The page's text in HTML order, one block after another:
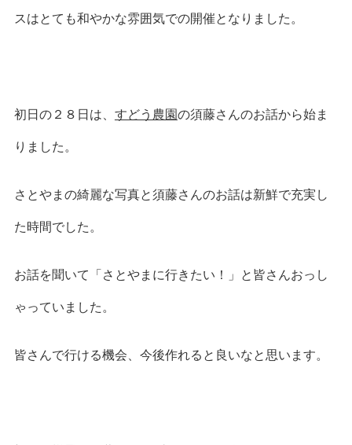
スはとても和やかな雰囲気での開催となりました。
初日の２８日は、 すどう農園の須藤さんのお話から始ま
りました。
さとやまの綺麗な写真と須藤さんのお話は新鮮で充実し
た時間でした。
お話を聞いて「さとやまに行きたい！」と皆さんおっし
ゃっていました。
皆さんで行ける機会、今後作れると良いなと思います。